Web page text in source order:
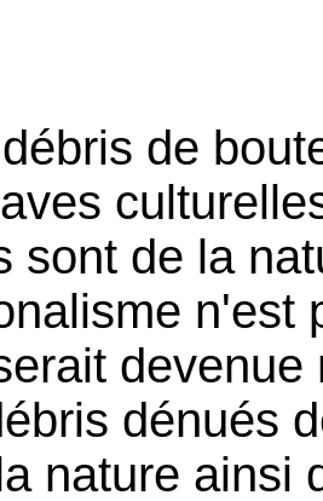
de
sont de la
n'est
dénués
nature ainsi